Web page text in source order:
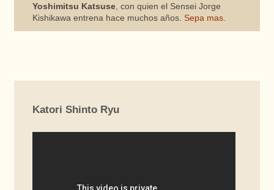
Yoshimitsu Katsuse, con quien el Sensei Jorge
Kishikawa entrena hace muchos años. Sepa mas.
Katori Shinto Ryu